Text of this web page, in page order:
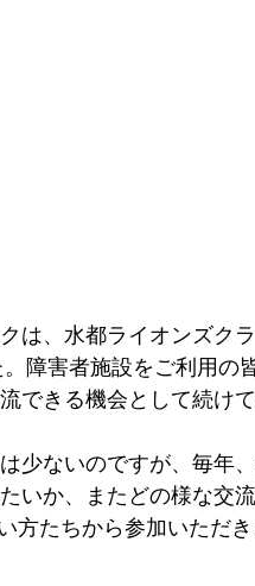
は、水都ライオンズク
障害者施設をご利用の
できる機会として続けて
少ないのですが、毎年
いか、またどの様な交
方たちから参加いただき